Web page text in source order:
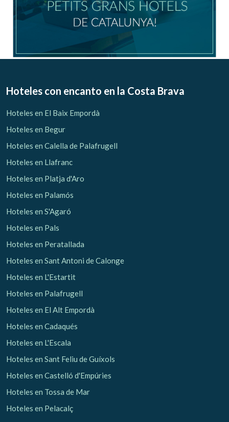
Hoteles con encanto en la Costa Brava
Hoteles en El Baix Empordà
Hoteles en Begur
Hoteles en Calella de Palafrugell
Hoteles en Llafranc
Hoteles en Platja d'Aro
Hoteles en Palamós
Hoteles en S'Agaró
Hoteles en Pals
Hoteles en Peratallada
Hoteles en Sant Antoni de Calonge
Hoteles en L'Estartit
Hoteles en Palafrugell
Hoteles en El Alt Empordà
Hoteles en Cadaqués
Hoteles en L'Escala
Hoteles en Sant Feliu de Guíxols
Hoteles en Castelló d'Empúries
Hoteles en Tossa de Mar
Hoteles en Pelacalç